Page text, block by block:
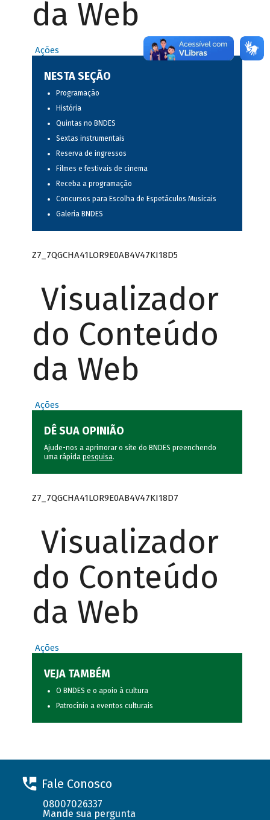
da Web
Ações
NESTA SEÇÃO
Programação
História
Quintas no BNDES
Sextas instrumentais
Reserva de ingressos
Filmes e festivais de cinema
Receba a programação
Concursos para Escolha de Espetáculos Musicais
Galeria BNDES
Z7_7QGCHA41LOR9E0AB4V47KI18D5
Visualizador
do Conteúdo
da Web
Ações
DÊ SUA OPINIÃO
Ajude-nos a aprimorar o site do BNDES preenchendo
uma rápida pesquisa.
Z7_7QGCHA41LOR9E0AB4V47KI18D7
Visualizador
do Conteúdo
da Web
Ações
VEJA TAMBÉM
O BNDES e o apoio à cultura
Patrocínio a eventos culturais
Fale Conosco
08007026337
Mande sua pergunta